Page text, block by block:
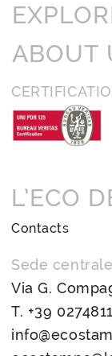
ABOUT
L’ECO
Contacts
Sede centrale
Via G.
T. +39